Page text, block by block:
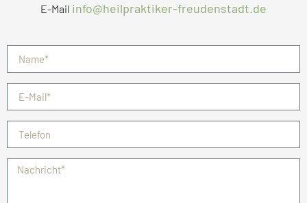
E-Mail info@heilpraktiker-freudenstadt.de